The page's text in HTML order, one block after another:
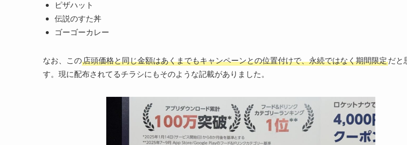
ピザハット
伝説のすた丼
ゴーゴーカレー
なお、この店頭価格と同じ金額はあくまでもキャンペーンとの位置付けで、永続ではなく期間限定だと
す。現に配布されてるチラシにもそのような記載がありました。